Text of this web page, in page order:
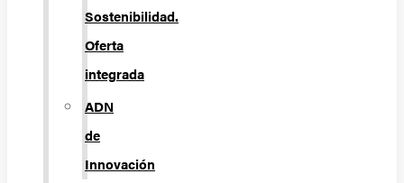
Sostenibilidad.
Oferta
integrada
ADN
de
Innovación